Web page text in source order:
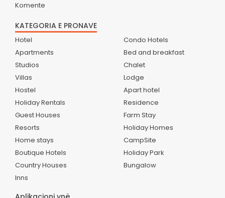
Komente
KATEGORIA E PRONAVE
Hotel
Apartments
Studios
Villas
Hostel
Holiday Rentals
Guest Houses
Resorts
Home stays
Boutique Hotels
Country Houses
Inns
Condo Hotels
Bed and breakfast
Chalet
Lodge
Apart hotel
Residence
Farm Stay
Holiday Homes
CampSite
Holiday Park
Bungalow